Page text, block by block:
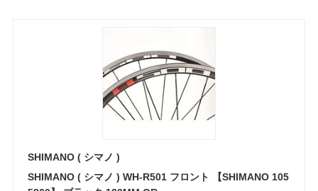
SHIMANO ( シマノ )
SHIMANO ( シマノ ) WH-R501 フロント 【SHIMANO 105